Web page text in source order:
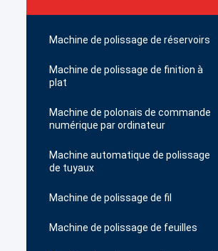
Machine de polissage de réservoirs
Machine de polissage de finition à
plat
Machine de polonais de commande
numérique par ordinateur
Machine automatique de polissage
de tuyaux
Machine de polissage de fil
Machine de polissage de feuilles